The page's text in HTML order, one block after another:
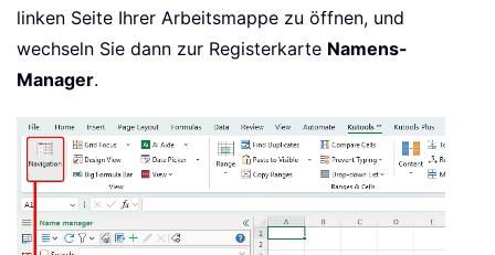
linken Seite Ihrer Arbeitsmappe zu öffnen, und
wechseln Sie dann zur Registerkarte Namens-
Manager.